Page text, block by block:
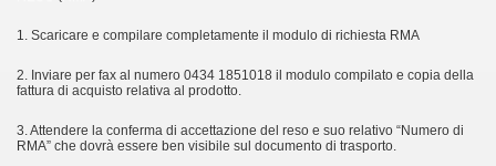
1. Scaricare e compilare completamente il modulo di richiesta RMA
2. Inviare per fax al numero 0434 1851018 il modulo compilato e copia della
fattura di acquisto relativa al prodotto.
3. Attendere la conferma di accettazione del reso e suo relativo “Numero di
RMA” che dovrà essere ben visibile sul documento di trasporto.